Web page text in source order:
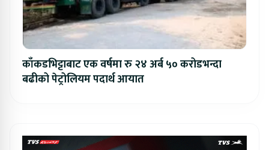
काँकडभिट्टाबाट एक वर्षमा रु २४ अर्ब ५० करोडभन्दा
बढीको पेट्रोलियम पदार्थ आयात